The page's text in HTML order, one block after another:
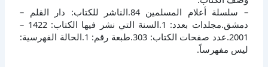
– سلسلة أعلام المسلمين 84.الناشر للكتاب: دار القلم –
دمشق.مجلدات بعدد: 1.السنة التي نشر فيها الكتاب: 1422 –
2001.عدد صفحات الكتاب: 303.طبعة رقم: 1.الحالة الفهرسية:
ليس مفهرساً.